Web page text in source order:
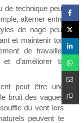
de technique peut
alterner entre
de nage peut
et maintenir ton
de travailler
et d’améliorer ta
peut être une
bruit des vagues
du vent lors
peuvent te